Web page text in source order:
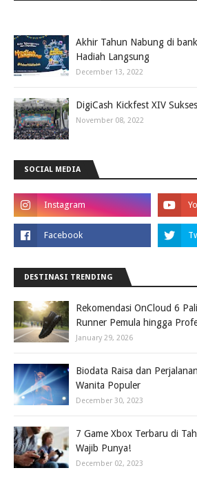
Akhir Tahun Nabung di
Hadiah Langsung
December 13, 2022
DigiCash Kickfest XIV
November 08, 2022
SOCIAL MEDIA
DESTINASI TRENDING
Rekomendasi OnCloud 6
Runner Pemula hingga
January 29, 2026
Biodata Raisa dan
Wanita Populer
December 30, 2023
7 Game Xbox Terbaru di
Wajib Punya!
December 02, 2023